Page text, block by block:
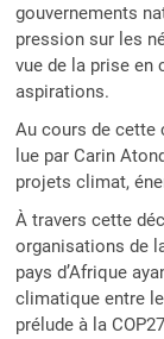
gouvernements
pression sur les
vue de la prise en
aspirations.
Au cours de cette
lue par Carin
projets climat,
À travers cette
organisations de
pays d’Afrique
climatique entre
prélude à la